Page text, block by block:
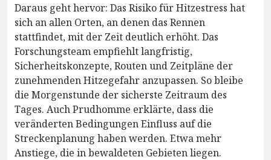
Daraus geht hervor: Das Risiko für Hitzestress hat
sich an allen Orten, an denen das Rennen
stattfindet, mit der Zeit deutlich erhöht. Das
Forschungsteam empfiehlt langfristig,
Sicherheitskonzepte, Routen und Zeitpläne der
zunehmenden Hitzegefahr anzupassen. So bleibe
die Morgenstunde der sicherste Zeitraum des
Tages. Auch Prudhomme erklärte, dass die
veränderten Bedingungen Einfluss auf die
Streckenplanung haben werden. Etwa mehr
Anstiege, die in bewaldeten Gebieten liegen.